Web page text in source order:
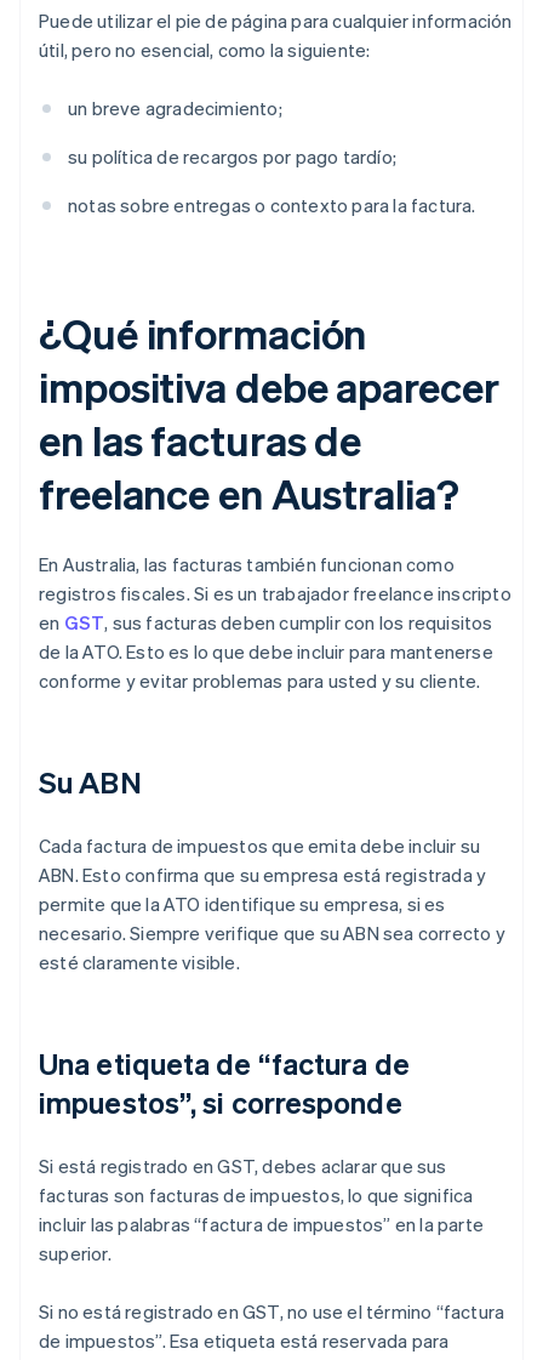
Puede utilizar el pie de página para cualquier información
útil, pero no esencial, como la siguiente:
un breve agradecimiento;
su política de recargos por pago tardío;
notas sobre entregas o contexto para la factura.
¿Qué información
impositiva debe aparecer
en las facturas de
freelance en Australia?
En Australia, las facturas también funcionan como
registros fiscales. Si es un trabajador freelance inscripto
en GST, sus facturas deben cumplir con los requisitos
de la ATO. Esto es lo que debe incluir para mantenerse
conforme y evitar problemas para usted y su cliente.
Su ABN
Cada factura de impuestos que emita debe incluir su
ABN. Esto confirma que su empresa está registrada y
permite que la ATO identifique su empresa, si es
necesario. Siempre verifique que su ABN sea correcto y
esté claramente visible.
Una etiqueta de “factura de
impuestos”, si corresponde
Si está registrado en GST, debes aclarar que sus
facturas son facturas de impuestos, lo que significa
incluir las palabras “factura de impuestos” en la parte
superior.
Si no está registrado en GST, no use el término “factura
de impuestos”. Esa etiqueta está reservada para